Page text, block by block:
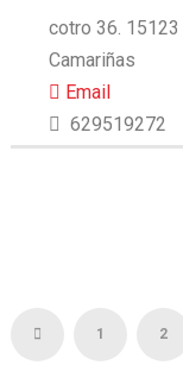
cotro 36. 15123
Camariñas
Email
629519272
1 2